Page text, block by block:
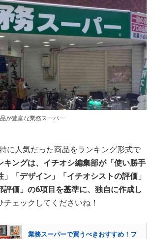
が豊富な業務スーパー
に人気だった商品をランキング形式で
キングは、イチオシ編集部が「使い勝手
「デザイン」「イチオシストの評価」
評価」の6項目を基準に、独自に作成し
チェックしてくださいね！
業務スーパーで買うべきおすすめ！フ